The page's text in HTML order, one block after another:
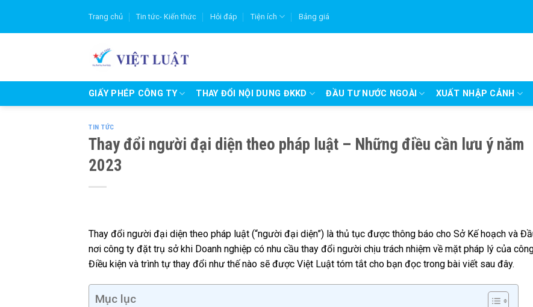
content
Trang chủ Tin tức- Kiến thức Hỏi đáp Tiện ích Bảng giá
GIẤY PHÉP CÔNG TY THAY ĐỔI NỘI DUNG ĐKKD ĐẦU TƯ NƯỚC NGOÀI XUẤT NHẬP CẢNH
TIN TỨC
Thay đổi người đại diện theo pháp luật – Những điều cần lưu ý năm
2023
Thay đổi người đại diện theo pháp luật (“người đại diện”) là thủ tục được thông báo cho Sở Kế hoạch và
nơi công ty đặt trụ sở khi Doanh nghiệp có nhu cầu thay đổi người chịu trách nhiệm về mặt pháp lý của
Điều kiện và trình tự thay đổi như thế nào sẽ được Việt Luật tóm tắt cho bạn đọc trong bài viết sau đây.
Mục lục